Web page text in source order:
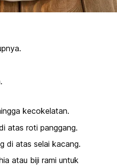
kecokelatan.
atas roti panggang.
di atas selai kacang.
atau biji rami untuk